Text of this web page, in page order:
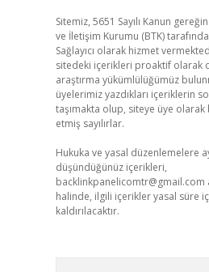
Sitemiz, 5651 Sayılı Kanun
ve İletişim Kurumu (BTK)
Sağlayıcı olarak hizmet
sitedeki içerikleri proaktif olarak
araştırma yükümlülüğümüz
üyelerimiz yazdıkları içeriklerin
taşımakta olup, siteye üye
etmiş sayılırlar.
Hukuka ve yasal düzenlemelere
düşündüğünüz içerikleri,
backlinkpanelicomtr@gmail.com
halinde, ilgili içerikler yasal süre
kaldırılacaktır.